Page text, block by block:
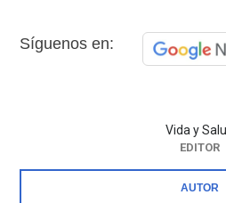
Síguenos en:
Vida y
EDITOR
AUTOR